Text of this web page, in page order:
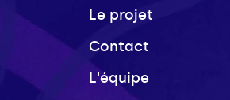
Le projet
Contact
L'équipe